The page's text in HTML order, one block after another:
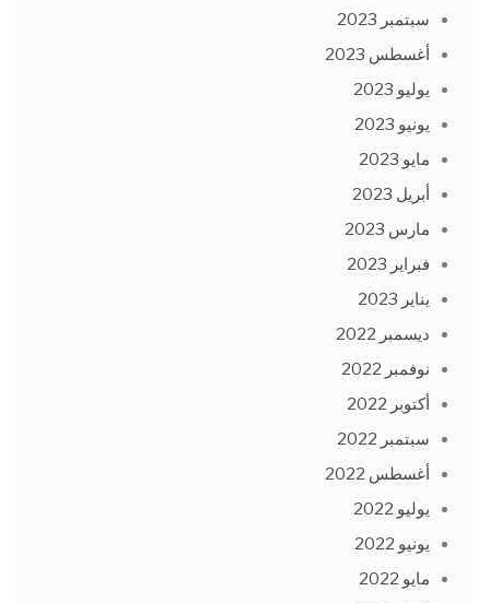
سبتمبر 2023
أغسطس 2023
يوليو 2023
يونيو 2023
مايو 2023
أبريل 2023
مارس 2023
فبراير 2023
يناير 2023
ديسمبر 2022
نوفمبر 2022
أكتوبر 2022
سبتمبر 2022
أغسطس 2022
يوليو 2022
يونيو 2022
مايو 2022